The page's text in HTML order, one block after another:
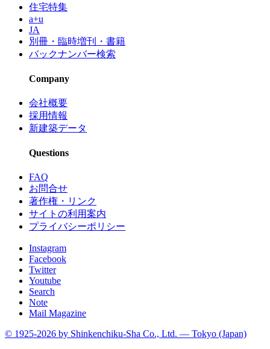
住宅特集
a+u
JA
別冊・臨時増刊・書籍
バックナンバー検索
Company
会社概要
採用情報
新建築データ
Questions
FAQ
お問合せ
著作権・リンク
サイトの利用案内
プライバシーポリシー
Instagram
Facebook
Twitter
Youtube
Search
Note
Mail Magazine
© 1925-2026 by Shinkenchiku-Sha Co., Ltd. — Tokyo (Japan)